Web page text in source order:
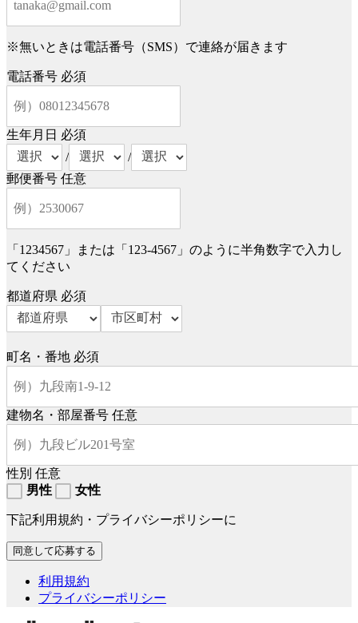
※無いときは電話番号（SMS）で連絡が届きます
電話番号 必須
生年月日 必須
/
/
郵便番号 任意
「1234567」または「123-4567」のように半角数字で入力し
てください
都道府県 必須
町名・番地 必須
建物名・部屋番号 任意
性別 任意
男性
女性
下記利用規約・プライバシーポリシーに
利用規約
プライバシーポリシー